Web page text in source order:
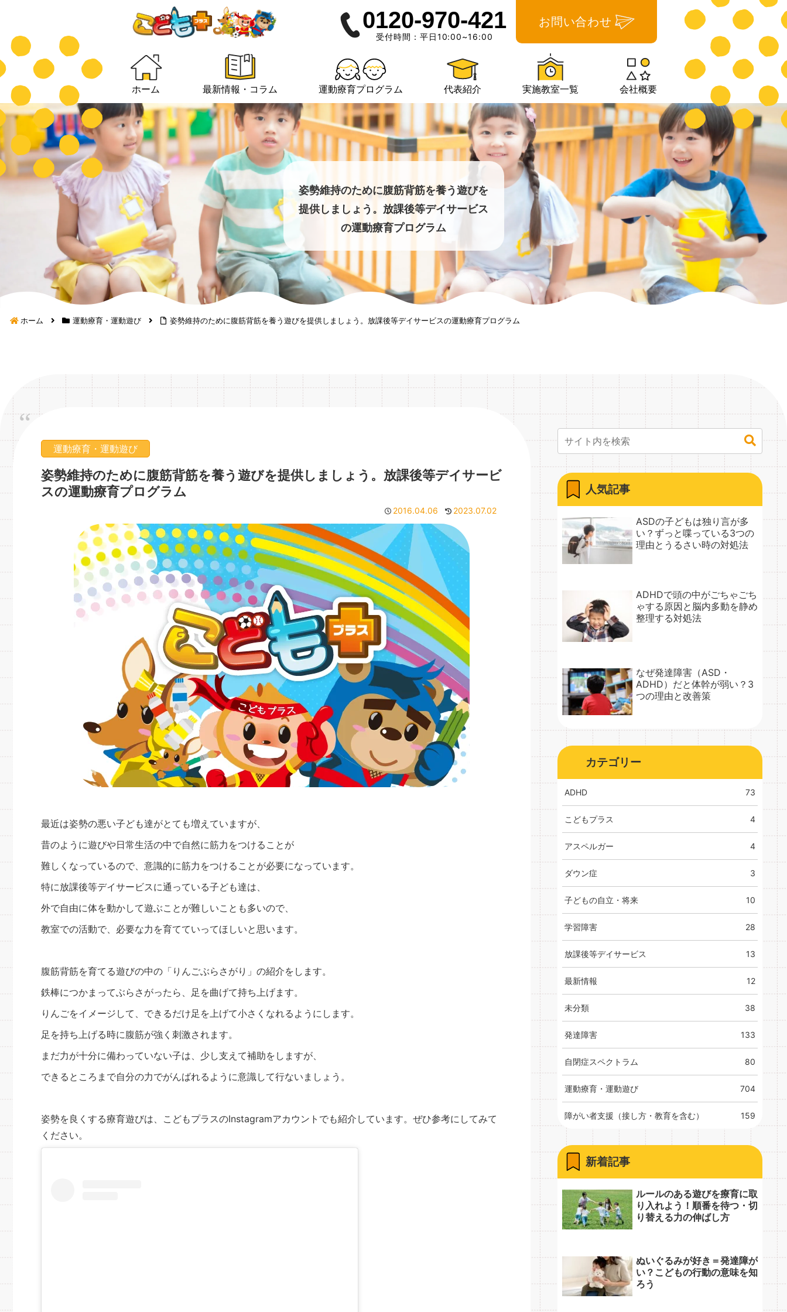
0120-970-421
受付時間：平日10:00~16:00
お問い合わせ
ホーム 最新情報・コラム 運動療育プログラム 代表紹介 実施教室一覧 会社概要
姿勢維持のために腹筋背筋を養う遊びを
提供しましょう。放課後等デイサービス
の運動療育プログラム
ホーム 運動療育・運動遊び 姿勢維持のために腹筋背筋を養う遊びを提供しましょう。放課後等デイサービスの運動療育プログラム
運動療育・運動遊び
姿勢維持のために腹筋背筋を養う遊びを提供しましょう。放課後等デイサービ
スの運動療育プログラム
2016.04.06 2023.07.02
最近は姿勢の悪い子ども達がとても増えていますが、
昔のように遊びや日常生活の中で自然に筋力をつけることが
難しくなっているので、意識的に筋力をつけることが必要になっています。
特に放課後等デイサービスに通っている子ども達は、
外で自由に体を動かして遊ぶことが難しいことも多いので、
教室での活動で、必要な力を育てていってほしいと思います。
腹筋背筋を育てる遊びの中の「りんごぶらさがり」の紹介をします。
鉄棒につかまってぶらさがったら、足を曲げて持ち上げます。
りんごをイメージして、できるだけ足を上げて小さくなれるようにします。
足を持ち上げる時に腹筋が強く刺激されます。
まだ力が十分に備わっていない子は、少し支えて補助をしますが、
できるところまで自分の力でがんばれるように意識して行ないましょう。
姿勢を良くする療育遊びは、こどもプラスのInstagramアカウントでも紹介しています。ぜひ参考にしてみて
ください。
人気記事
ASDの子どもは独り言が多
い？ずっと喋っている3つの
理由とうるさい時の対処法
ADHDで頭の中がごちゃごち
ゃする原因と脳内多動を静め
整理する対処法
なぜ発達障害（ASD・
ADHD）だと体幹が弱い？3
つの理由と改善策
カテゴリー
ADHD 73
こどもプラス 4
アスペルガー 4
ダウン症 3
子どもの自立・将来 10
学習障害 28
放課後等デイサービス 13
最新情報 12
未分類 38
発達障害 133
自閉症スペクトラム 80
運動療育・運動遊び 704
障がい者支援（接し方・教育を含む） 159
新着記事
ルールのある遊びを療育に取
り入れよう！順番を待つ・切
り替える力の伸ばし方
ぬいぐるみが好き＝発達障が
い？こどもの行動の意味を知
ろう